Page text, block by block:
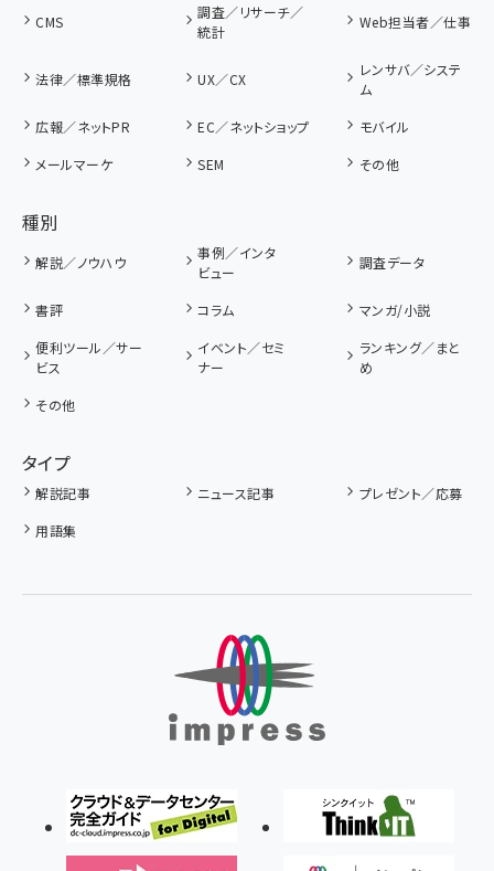
CMS
調査／リサーチ／
統計
Web担当者／仕事
法律／標準規格 UX／CX
レンサバ／システ
ム
広報／ネットPR
EC／ネットショップ
モバイル
メールマーケ
SEM その他
種別
解説／ノウハウ
事例／インタ
ビュー
調査データ
書評 コラム
マンガ/小説
便利ツール／サー
ビス
イベント／セミ
ナー
ランキング／まと
め
その他
タイプ
解説記事 ニュース記事
プレゼント／応募
用語集